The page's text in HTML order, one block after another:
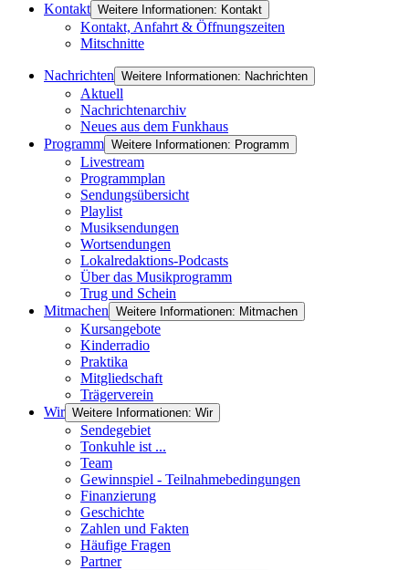
Kontakt Weitere Informationen: Kontakt
Kontakt, Anfahrt & Öffnungszeiten
Mitschnitte
Nachrichten Weitere Informationen: Nachrichten
Aktuell
Nachrichtenarchiv
Neues aus dem Funkhaus
Programm Weitere Informationen: Programm
Livestream
Programmplan
Sendungsübersicht
Playlist
Musiksendungen
Wortsendungen
Lokalredaktions-Podcasts
Über das Musikprogramm
Trug und Schein
Mitmachen Weitere Informationen: Mitmachen
Kursangebote
Kinderradio
Praktika
Mitgliedschaft
Trägerverein
Wir Weitere Informationen: Wir
Sendegebiet
Tonkuhle ist ...
Team
Gewinnspiel - Teilnahmebedingungen
Finanzierung
Geschichte
Zahlen und Fakten
Häufige Fragen
Partner